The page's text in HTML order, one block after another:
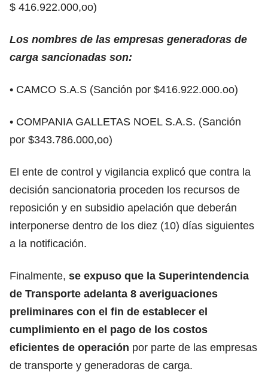
$ 416.922.000,oo)
Los nombres de las empresas generadoras de
carga sancionadas son:
• CAMCO S.A.S (Sanción por $416.922.000.oo)
• COMPANIA GALLETAS NOEL S.A.S. (Sanción
por $343.786.000,oo)
El ente de control y vigilancia explicó que contra la
decisión sancionatoria proceden los recursos de
reposición y en subsidio apelación que deberán
interponerse dentro de los diez (10) días siguientes
a la notificación.
Finalmente, se expuso que la Superintendencia
de Transporte adelanta 8 averiguaciones
preliminares con el fin de establecer el
cumplimiento en el pago de los costos
eficientes de operación por parte de las empresas
de transporte y generadoras de carga.